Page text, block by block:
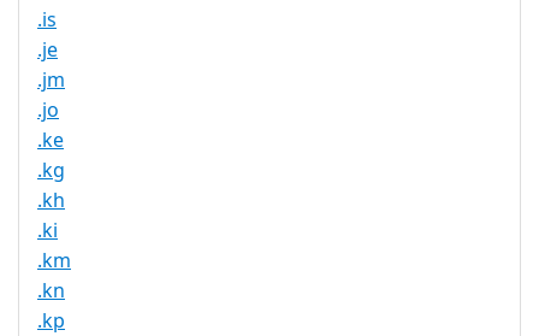
.is
.je
.jm
.jo
.ke
.kg
.kh
.ki
.km
.kn
.kp